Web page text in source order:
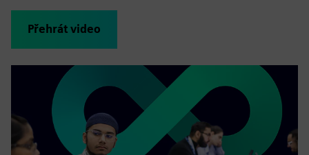
Přehrát video